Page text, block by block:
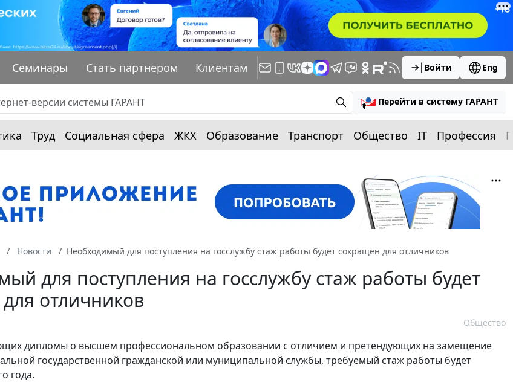
Семинары Стать партнером Клиентам Войти Eng
Перейти в систему ГАРАНТ
Труд Социальная сфера ЖКХ Образование Транспорт Общество IT Профессия
Новости Необходимый для поступления на госслужбу стаж работы будет сокращен для отличников
для поступления на госслужбу стаж работы будет
отличников
Общество
дипломы о высшем профессиональном образовании с отличием и претендующих на замещение
государственной гражданской или муниципальной службы, требуемый стаж работы будет
года.